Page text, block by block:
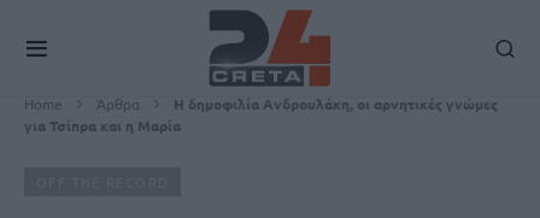
Home Άρθρα
Η δημοφιλία Ανδρουλάκη, οι αρνητικές γνώμες
για Τσίπρα και η Μαρία